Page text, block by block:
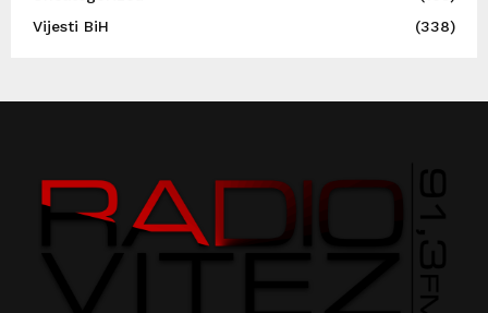
Vijesti BiH
(338)